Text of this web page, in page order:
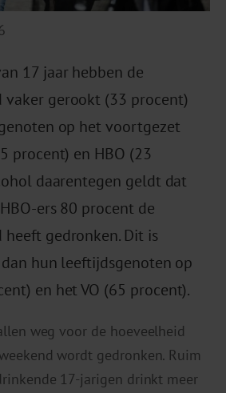
17 jaar hebben de
vaker gerookt (33 procent)
op het voortgezet
procent) en HBO (23
daarentegen geldt dat
ers 80 procent de
gedronken. Dit is
hun leeftijdsgenoten op
en het VO (65 procent).
weg voor de hoeveelheid
wordt gedronken. Ruim
17-jarigen drinkt meer